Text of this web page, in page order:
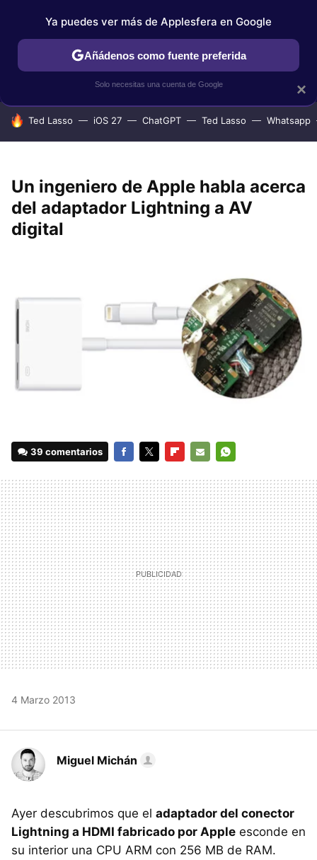
IPHONE TUTORIALES APPLESFERA SELECCIÓN
HOY SE HABLA DE
Ted Lasso iOS 27 ChatGPT Ted Lasso Whatsapp
Un ingeniero de Apple habla acerca
del adaptador Lightning a AV
digital
39 comentarios
MAIL
4 Marzo 2013
Miguel Michán
Ayer descubrimos que el adaptador del conector
Lightning a HDMI fabricado por Apple esconde en
su interior una CPU ARM con 256 MB de RAM.
×
Ya puedes ver más de Applesfera en Google
Añádenos como fuente preferida
Solo necesitas una cuenta de Google